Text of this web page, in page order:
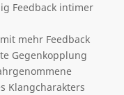
Feedback intimer
mehr Feedback
Gegenkopplung
Klangcharakters